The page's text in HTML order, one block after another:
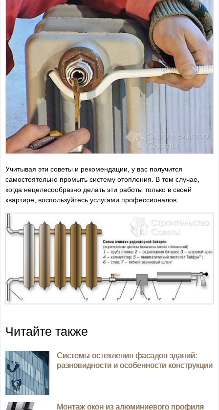
Учитывая эти советы и рекомендации, у вас получится
самостоятельно промыть систему отопления. В том случае,
когда нецелесообразно делать эти работы только в своей
квартире, воспользуйтесь услугами профессионалов.
Читайте также
Системы остекления фасадов зданий:
разновидности и особенности конструкции
Монтаж окон из алюминиевого профиля